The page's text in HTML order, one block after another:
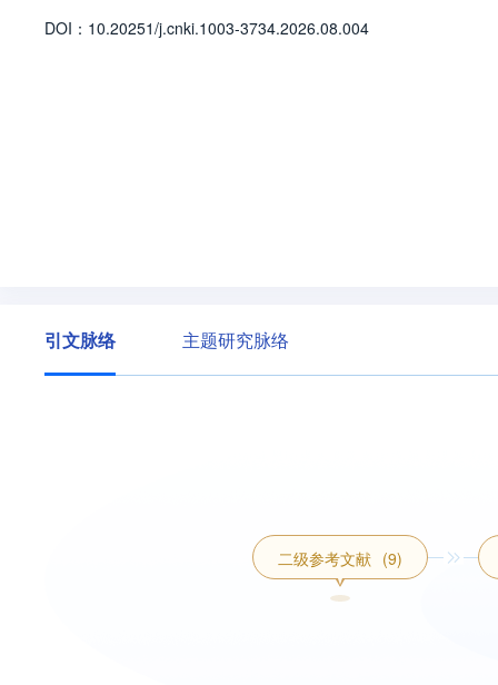
DOI： 10.20251/j.cnki.1003-3734.2026.08.004
引文脉络 主题研究脉络
二级参考文献 (9)